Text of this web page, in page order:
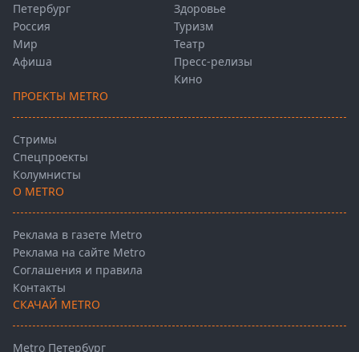
Петербург
Россия
Мир
Афиша
Здоровье
Туризм
Театр
Пресс-релизы
Кино
ПРОЕКТЫ METRO
Стримы
Спецпроекты
Колумнисты
О METRO
Реклама в газете Metro
Реклама на сайте Metro
Соглашения и правила
Контакты
СКАЧАЙ METRO
Metro Петербург